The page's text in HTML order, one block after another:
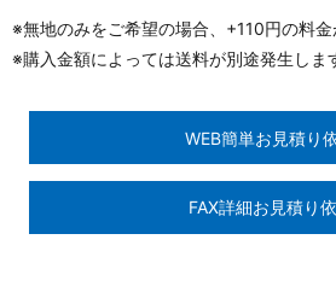
※無地のみをご希望の場合、+110円の料金
※購入金額によっては送料が別途発生しま
WEB簡単お見積り
FAX詳細お見積り